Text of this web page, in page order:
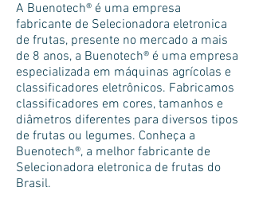
A Buenotech® é uma empresa
fabricante de Selecionadora eletronica
de frutas, presente no mercado a mais
de 8 anos, a Buenotech® é uma empresa
especializada em máquinas agrícolas e
classificadores eletrônicos. Fabricamos
classificadores em cores, tamanhos e
diâmetros diferentes para diversos tipos
de frutas ou legumes. Conheça a
Buenotech®, a melhor fabricante de
Selecionadora eletronica de frutas do
Brasil.